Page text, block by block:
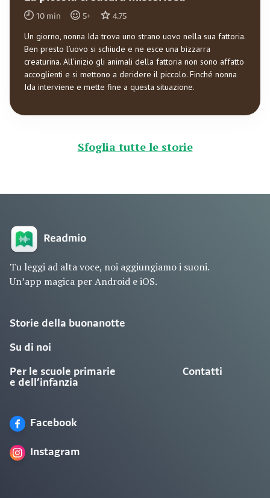
10 min 5+ 4.75
Un giorno, nonna Ida trova uno strano uovo nella sua fattoria.
Ben presto l’uovo si schiude e ne esce una bizzarra
creaturina. All’inizio gli animali della fattoria non sono affatto
accoglienti e si mettono a deridere il piccolo. Finché nonna
Ida interviene e mette fine a questa situazione.
Sfoglia tutte le storie
Tu leggi ad alta voce, noi aggiungiamo i suoni.
Un’app magica per Android e iOS.
Storie della buonanotte
Su di noi
Per le scuole primarie
e dell’infanzia
Contatti
Facebook
Instagram